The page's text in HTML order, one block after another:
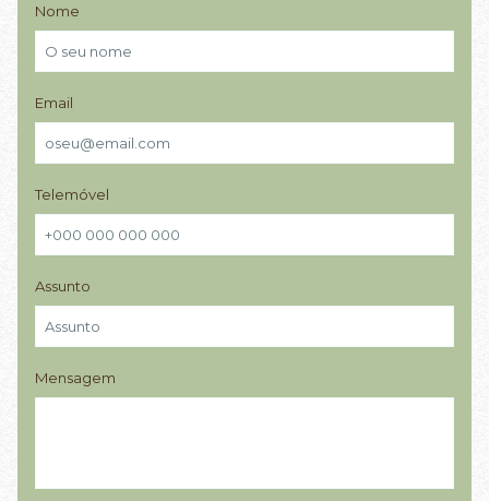
Nome
Email
Telemóvel
Assunto
Mensagem